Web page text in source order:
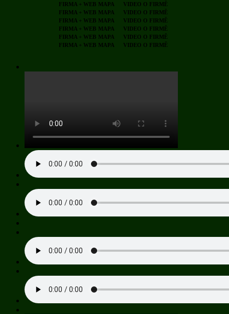
FIRMA + WEB MAPA
VIDEO O FIRMĚ
FIRMA + WEB MAPA
VIDEO O FIRMĚ
FIRMA + WEB MAPA
VIDEO O FIRMĚ
FIRMA + WEB MAPA
VIDEO O FIRMĚ
FIRMA + WEB MAPA
VIDEO O FIRMĚ
FIRMA + WEB MAPA VIDEO O FIRMĚ